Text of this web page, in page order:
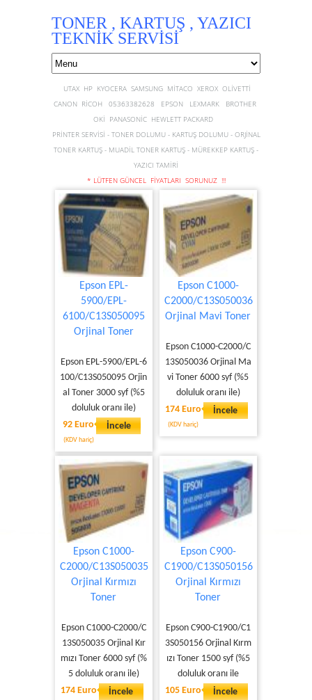
TONER , KARTUŞ , YAZICI
TEKNİK SERVİSİ
UTAX HP KYOCERA SAMSUNG MİTACO XEROX OLİVETTİ
CANON RİCOH 05363382628 EPSON LEXMARK BROTHER
OKİ PANASONİC HEWLETT PACKARD
PRİNTER SERVİSİ - TONER DOLUMU - KARTUŞ DOLUMU - ORJİNAL
TONER KARTUŞ - MUADİL TONER KARTUŞ - MÜREKKEP KARTUŞ -
YAZICI TAMİRİ
* LÜTFEN GÜNCEL FİYATLARI SORUNUZ !!!
Epson EPL-
5900/EPL-
6100/C13S050095
Orjinal Toner
Epson EPL-5900/EPL-6
100/C13S050095 Orjin
al Toner 3000 syf (%5
doluluk oranı ile)
92 Euro
(KDV hariç)
İncele
Epson C1000-
C2000/C13S050036
Orjinal Mavi Toner
Epson C1000-C2000/C
13S050036 Orjinal Ma
vi Toner 6000 syf (%5
doluluk oranı ile)
174 Euro
(KDV hariç)
İncele
Epson C1000-
C2000/C13S050035
Orjinal Kırmızı
Toner
Epson C1000-C2000/C
13S050035 Orjinal Kır
mızı Toner 6000 syf (%
5 doluluk oranı ile)
174 Euro
İncele
Epson C900-
C1900/C13S050156
Orjinal Kırmızı
Toner
Epson C900-C1900/C1
3S050156 Orjinal Kırm
ızı Toner 1500 syf (%5
doluluk oranı ile
105 Euro
İncele